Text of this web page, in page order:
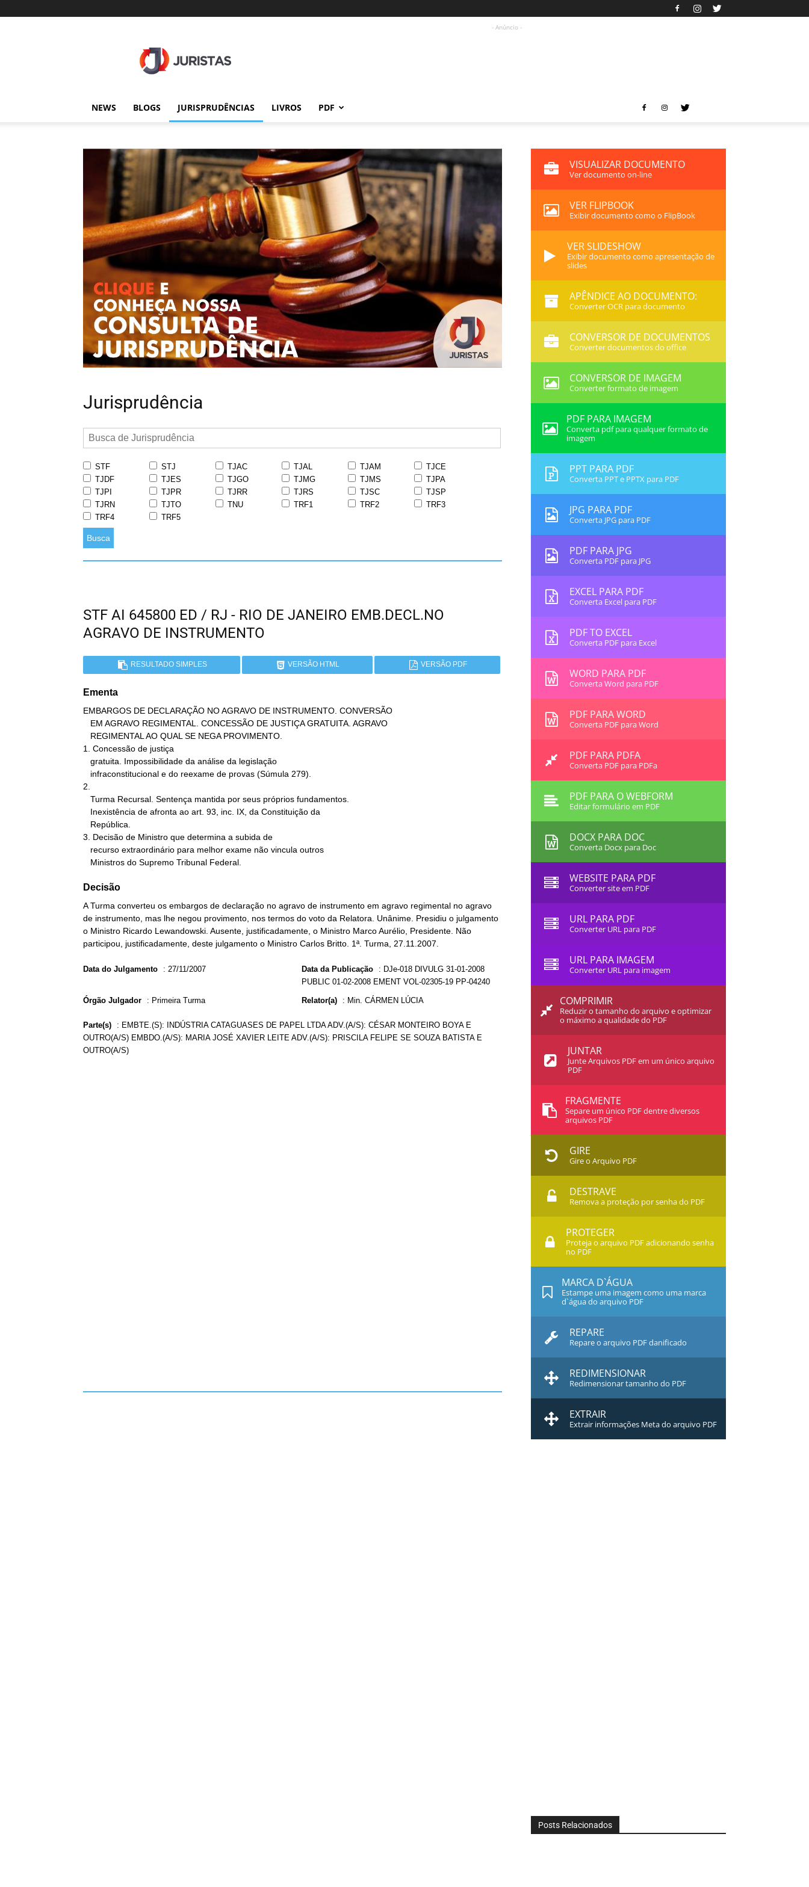
- Anúncio -
NEWS BLOGS JURISPRUDÊNCIAS LIVROS PDF
Jurisprudência
STF STJ TJAC TJAL TJAM
TJCE
TJDF
TJES TJGO TJMG TJMS
TJPA
TJPI
TJPR TJRR TJRS TJSC
TJSP
TJRN
TJTO TNU TRF1 TRF2
TRF3
TRF4
TRF5
Busca
STF AI 645800 ED / RJ - RIO DE JANEIRO EMB.DECL.NO
AGRAVO DE INSTRUMENTO
RESULTADO SIMPLES VERSÃO HTML VERSÃO PDF
Ementa
EMBARGOS DE DECLARAÇÃO NO AGRAVO DE INSTRUMENTO. CONVERSÃO
1. Concessão de justiça
2.
3. Decisão de Ministro que determina a subida de
   Ministros do Supremo Tribunal Federal.
Decisão
A Turma converteu os embargos de declaração no agravo de instrumento em agravo regimental no agravo
de instrumento, mas lhe negou provimento, nos termos do voto da Relatora. Unânime. Presidiu o julgamento
o Ministro Ricardo Lewandowski. Ausente, justificadamente, o Ministro Marco Aurélio, Presidente. Não
participou, justificadamente, deste julgamento o Ministro Carlos Britto. 1ª. Turma, 27.11.2007.
Data do Julgamento : 27/11/2007 Data da Publicação : DJe-018 DIVULG 31-01-2008
PUBLIC 01-02-2008 EMENT VOL-02305-19 PP-04240
Órgão Julgador : Primeira Turma Relator(a) : Min. CÁRMEN LÚCIA
Parte(s) : EMBTE.(S): INDÚSTRIA CATAGUASES DE PAPEL LTDA ADV.(A/S): CÉSAR MONTEIRO BOYA E
OUTRO(A/S) EMBDO.(A/S): MARIA JOSÉ XAVIER LEITE ADV.(A/S): PRISCILA FELIPE SE SOUZA BATISTA E
OUTRO(A/S)
VISUALIZAR DOCUMENTO
Ver documento on-line
VER FLIPBOOK
Exibir documento como o FlipBook
VER SLIDESHOW
Exibir documento como apresentação de
slides
APÊNDICE AO DOCUMENTO:
Converter OCR para documento
CONVERSOR DE DOCUMENTOS
Converter documentos do office
CONVERSOR DE IMAGEM
Converter formato de imagem
PDF PARA IMAGEM
Converta pdf para qualquer formato de
imagem
PPT PARA PDF
Converta PPT e PPTX para PDF
JPG PARA PDF
Converta JPG para PDF
PDF PARA JPG
Converta PDF para JPG
EXCEL PARA PDF
Converta Excel para PDF
PDF TO EXCEL
Converta PDF para Excel
WORD PARA PDF
Converta Word para PDF
PDF PARA WORD
Converta PDF para Word
PDF PARA PDFA
Converta PDF para PDFa
PDF PARA O WEBFORM
Editar formulário em PDF
DOCX PARA DOC
Converta Docx para Doc
WEBSITE PARA PDF
Converter site em PDF
URL PARA PDF
Converter URL para PDF
URL PARA IMAGEM
Converter URL para imagem
COMPRIMIR
Reduzir o tamanho do arquivo e optimizar
o máximo a qualidade do PDF
JUNTAR
Junte Arquivos PDF em um único arquivo
PDF
FRAGMENTE
Separe um único PDF dentre diversos
arquivos PDF
GIRE
Gire o Arquivo PDF
DESTRAVE
Remova a proteção por senha do PDF
PROTEGER
Proteja o arquivo PDF adicionando senha
no PDF
MARCA D`ÁGUA
Estampe uma imagem como uma marca
d`água do arquivo PDF
REPARE
Repare o arquivo PDF danificado
REDIMENSIONAR
Redimensionar tamanho do PDF
EXTRAIR
Extrair informações Meta do arquivo PDF
Posts Relacionados